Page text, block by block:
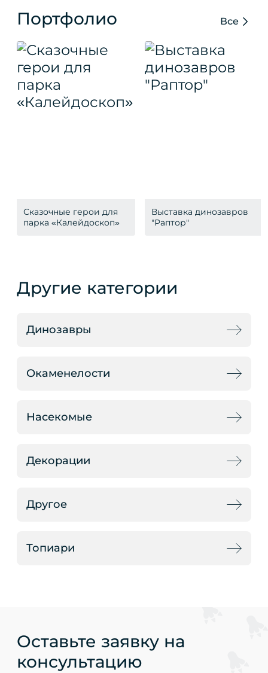
Портфолио Все
Сказочные герои для
парка «Калейдоскоп»
Выставка динозавров
"Раптор"
Другие категории
Динозавры
Окаменелости
Насекомые
Декорации
Другое
Топиари
Оставьте заявку на
консультацию